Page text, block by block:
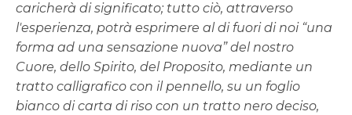
caricherà di significato; tutto ciò, attraverso
l'esperienza, potrà esprimere al di fuori di noi “una
forma ad una sensazione nuova” del nostro
Cuore, dello Spirito, del Proposito, mediante un
tratto calligrafico con il pennello, su un foglio
bianco di carta di riso con un tratto nero deciso,